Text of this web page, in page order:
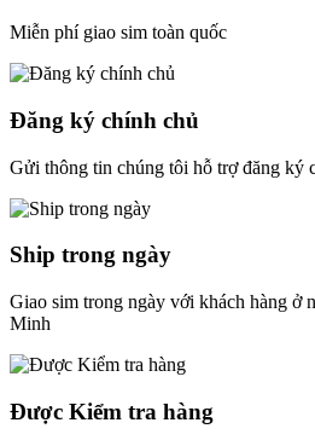
Miễn phí giao sim toàn quốc
Đăng ký chính chủ
Gửi thông tin chúng tôi hỗ trợ đăng ký
Ship trong ngày
Giao sim trong ngày với khách hàng ở
Minh
Được Kiểm tra hàng